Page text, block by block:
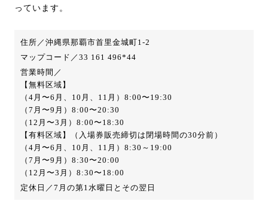
っています。
住所／沖縄県那覇市首里金城町1-2
マップコード／33 161 496*44
営業時間／
【無料区域】
（4月〜6月、10月、11月）8:00〜19:30
（7月〜9月）8:00〜20:30
（12月〜3月）8:00〜18:30
【有料区域】（入場券販売締切は閉場時間の30分前）
（4月〜6月、10月、11月）8:30～19:00
（7月〜9月）8:30〜20:00
（12月〜3月）8:30〜18:00
定休日／7月の第1水曜日とその翌日